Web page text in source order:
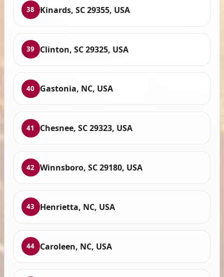
38 Kinards, SC 29355, USA
39 Clinton, SC 29325, USA
40 Gastonia, NC, USA
41 Chesnee, SC 29323, USA
42 Winnsboro, SC 29180, USA
43 Henrietta, NC, USA
44 Caroleen, NC, USA